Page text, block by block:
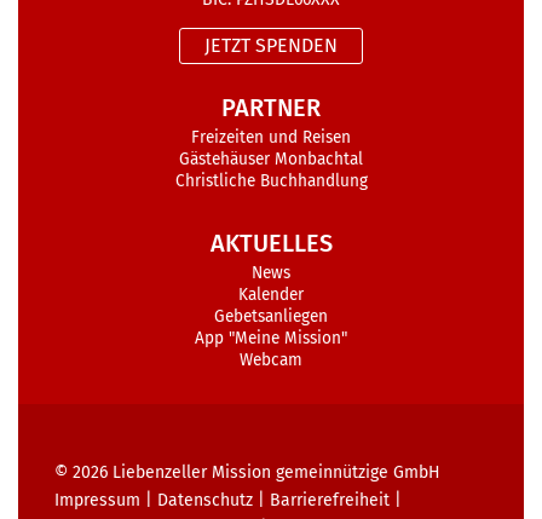
JETZT SPENDEN
PARTNER
Freizeiten und Reisen
Gästehäuser Monbachtal
Christliche Buchhandlung
AKTUELLES
News
Kalender
Gebetsanliegen
App "Meine Mission"
Webcam
© 2026 Liebenzeller Mission gemeinnützige GmbH
Impressum
Datenschutz Barrierefreiheit